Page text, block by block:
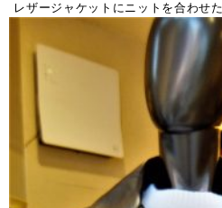
レザージャケットにニットを合わせ